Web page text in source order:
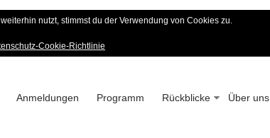
Verein
1963
Anmeldungen Programm Rückblicke Über uns
nutzt, stimmst du der Verwendung von Cookies zu.
Cookie-Richtlinie